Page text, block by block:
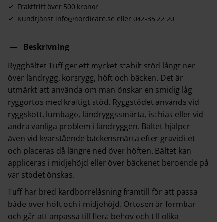
Fraktfritt över 500 kronor
Kundtjänst info@nordicare.se eller 042-35 22 20
Beskrivning
Ryggbältet Tuff ger ett mycket stabilt stöd långt ner
över ländrygg, korsrygg, höft och bäcken. Det är
utmärkt att använda om man önskar en smidig låg
ryggortos med kraftigt stöd. Ryggstödet används vid
ryggskott, lumbago, ländryggssmärta, ischias eller vid
andra vanliga problem i ländryggen. Bältet hjälper
även vid kvarstående bäckensmärta efter graviditet
och placeras då längre ned över höften. Bältet kan
appliceras i midjehöjd eller över bäckenet beroende på
var stödet önskas.
Tuff har bred kardborrelåsning framtill för att passa
både över höft och i midjehöjd. Ortosen är formbar
och går att anpassa till flera behov och till olika